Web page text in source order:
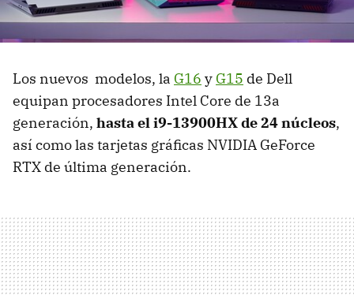
Los nuevos modelos, la G16 y G15 de Dell
equipan procesadores Intel Core de 13a
generación, hasta el i9-13900HX de 24 núcleos,
así como las tarjetas gráficas NVIDIA GeForce
RTX de última generación.